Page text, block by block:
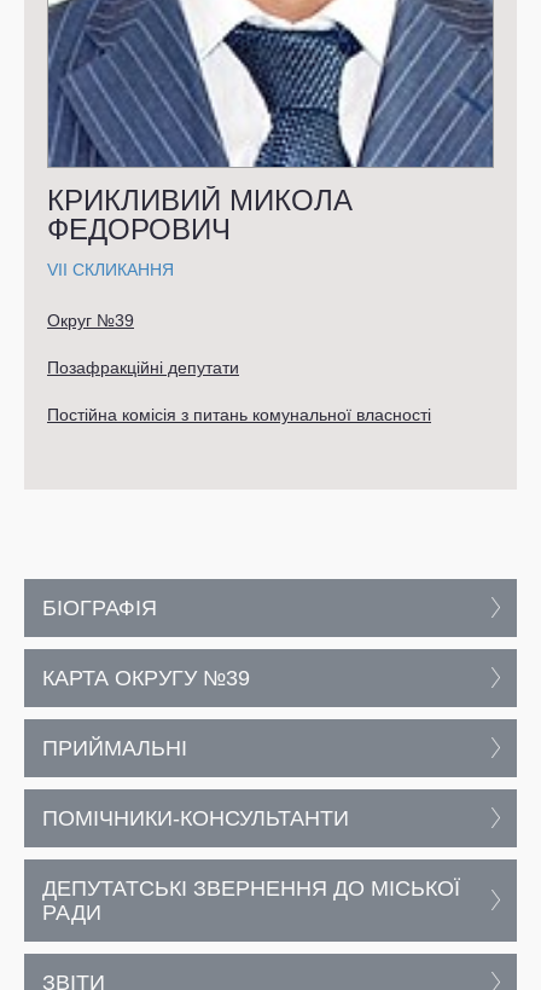
КРИКЛИВИЙ МИКОЛА
ФЕДОРОВИЧ
VII СКЛИКАННЯ
Округ №39
Позафракційні депутати
Постійна комісія з питань комунальної власності
БІОГРАФІЯ
КАРТА ОКРУГУ №39
ПРИЙМАЛЬНІ
ПОМІЧНИКИ-КОНСУЛЬТАНТИ
ДЕПУТАТСЬКІ ЗВЕРНЕННЯ ДО МІСЬКОЇ
РАДИ
ЗВІТИ